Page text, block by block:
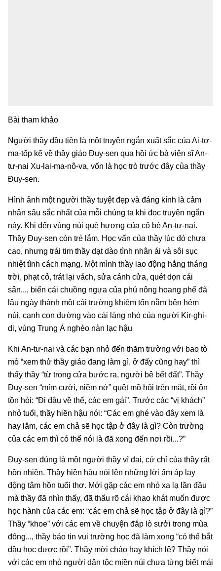
Bài tham khảo
Người thầy đầu tiên là một truyện ngắn xuất sắc của Ai-tơ-
ma-tốp kể về thầy giáo Đuy-sen qua hồi ức bà viện sĩ An-
tư-nai Xu-lai-ma-nô-va, vốn là học trò trước đây của thầy
Đuy-sen.
Hình ảnh một người thầy tuyệt đẹp và đáng kính là cảm
nhận sâu sắc nhất của mỗi chúng ta khi đọc truyện ngắn
này. Khi đến vùng núi quê hương của cô bé An-tư-nai.
Thầy Đuy-sen còn trẻ lắm. Học vấn của thầy lúc đó chưa
cao, nhưng trái tim thầy dạt dào tình nhân ái và sôi sục
nhiệt tình cách mạng. Một mình thầy lao động hằng tháng
trời, phạt cỏ, trát lại vách, sửa cánh cửa, quét dọn cái
sân..., biến cái chuồng ngựa của phú nông hoang phế đã
lâu ngày thành một cái trường khiêm tốn nằm bên hẻm
núi, cạnh con đường vào cái làng nhỏ của người Kir-ghi-
di, vùng Trung Á nghèo nàn lạc hậu
Khi An-tư-nai và các bạn nhỏ đến thăm trường với bao tò
mò “xem thử thầy giáo đang làm gì, ở đấy cũng hay” thì
thấy thầy “từ trong cửa bước ra, người bê bết đất”. Thầy
Đuy-sen “mỉm cười, niềm nở” quệt mồ hôi trên mặt, rồi ôn
tồn hỏi: “Đi đâu về thế, các em gái”. Trước các “vị khách”
nhỏ tuổi, thầy hiền hậu nói: “Các em ghé vào đây xem là
hay lắm, các em chả sẽ học tập ở đây là gì? Còn trường
của các em thì có thể nói là đã xong đến nơi rồi...?”
Đuy-sen đúng là một người thầy vĩ đại, cử chỉ của thầy rất
hồn nhiên. Thầy hiền hậu nói lên những lời ấm áp lay
động tâm hồn tuổi thơ. Mới gặp các em nhỏ xa lạ lần đầu
mà thầy đã nhìn thấy, đã thấu rõ cái khao khát muốn được
học hành của các em: “các em chả sẽ học tập ở đây là gì?”
Thầy “khoe” với các em về chuyện đắp lò sưởi trong mùa
đông..., thầy báo tin vui trường học đã làm xong “có thể bắt
đầu học được rồi”. Thầy mời chào hay khích lệ? Thầy nói
với các em nhỏ người dân tộc miền núi chưa từng biết mái